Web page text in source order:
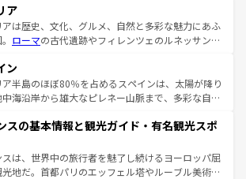
ア
アは歴史、文化、グルメ、自然と多彩な魅力にあふ
ローマの古代遺跡やフィレンツェのルネッサンス
トスカーナの美しい田園風景やアマルフィ海岸の絶
、自然景観も見逃せない。観光の合間には、本場の
スタなど、絶品のイタリア料理を堪能することも
くれるイタリアで、忘れられない旅をしてみよう！
着のイタリア情報は
ン
ア半島のほぼ80％を占めるスペインは、太陽が降り
海沿岸から雄大なピレネー山脈まで、多彩な自然
根付くこの国では、情熱的なフラメンコ、熱気あふ
牛、そして美味しいタパスが生活の一部となってい
都マドリードの洗練された雰囲気や、バルセロナの
溢れた街角から、地方では古代ローマ遺跡や中世
スの基本情報と観光ガイド・有名観光スポ
スは、世界中の旅行者を魅了し続けるヨーロッパ屈
地だ。首都パリのエッフェル塔やルーブル美術館